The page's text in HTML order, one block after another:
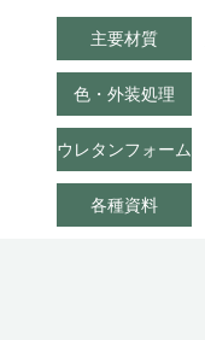
主要材質
色・外装処理
ウレタンフォーム
各種資料